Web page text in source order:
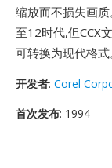
缩放而不损失画
至12时代,但CCX
可转换为现代格式
开发者: Corel
首次发布: 1994